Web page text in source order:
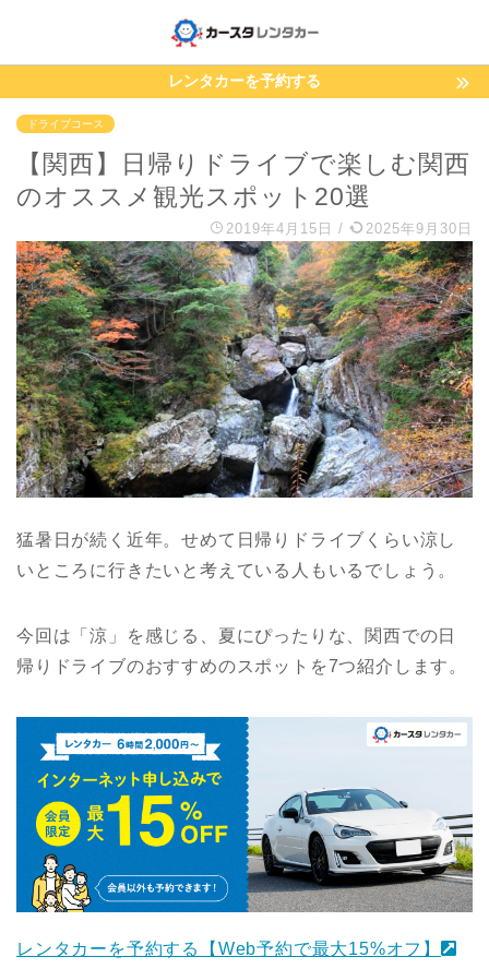
レンタカーを予約する
ドライブコース
【関西】日帰りドライブで楽しむ関西
のオススメ観光スポット20選
2019年4月15日 / 2025年9月30日
猛暑日が続く近年。せめて日帰りドライブくらい涼し
いところに行きたいと考えている人もいるでしょう。
今回は「涼」を感じる、夏にぴったりな、関西での日
帰りドライブのおすすめのスポットを7つ紹介します。
レンタカーを予約する【Web予約で最大15%オフ】